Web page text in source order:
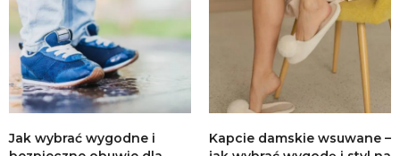
Jak wybrać wygodne i
Kapcie damskie wsuwane –